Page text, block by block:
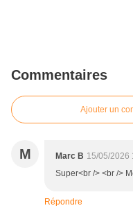
Commentaires
Ajouter un
M Marc B 15/05/2026
Super<br /> <br />
Répondre